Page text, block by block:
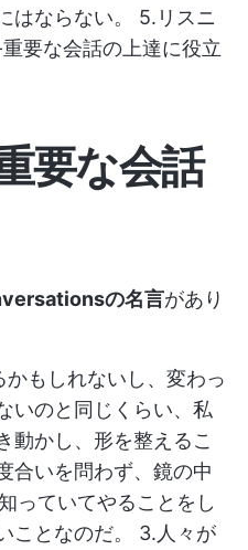
はならない。 5.リスニ
要な会話の上達に役立
要な会話
の名言があり
もしれないし、変わっ
いのと同じくらい、私
動かし、形を整えるこ
合いを問わず、鏡の中
っていてやることをし
ことなのだ。 3.人々が